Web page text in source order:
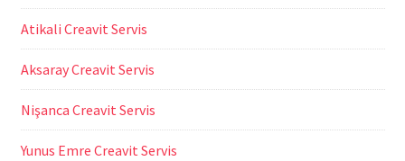
Atikali Creavit Servis
Aksaray Creavit Servis
Nişanca Creavit Servis
Yunus Emre Creavit Servis